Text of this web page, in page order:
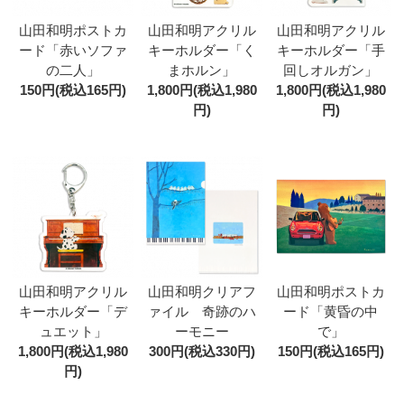
山田和明ポストカ
ード「赤いソファ
の二人」
150円(税込165円)
山田和明アクリル
キーホルダー「く
まホルン」
1,800円(税込1,980
円)
山田和明アクリル
キーホルダー「手
回しオルガン」
1,800円(税込1,980
円)
山田和明アクリル
キーホルダー「デ
ュエット」
1,800円(税込1,980
円)
山田和明クリアフ
ァイル 奇跡のハ
ーモニー
300円(税込330円)
山田和明ポストカ
ード「黄昏の中
で」
150円(税込165円)